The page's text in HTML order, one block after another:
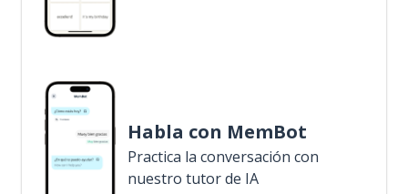
Habla con MemBot
Practica la conversación con
nuestro tutor de IA